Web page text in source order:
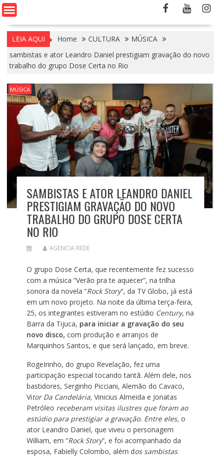
LEIA AQUI Home CULTURA
MÚSICA
sambistas e ator Leandro Daniel prestigiam gravação do novo
trabalho do grupo Dose Certa no Rio
MÚSICA
SAMBISTAS E ATOR LEANDRO DANIEL
PRESTIGIAM GRAVAÇÃO DO NOVO
TRABALHO DO GRUPO DOSE CERTA
NO RIO
AGENCIA REDE
O grupo Dose Certa, que recentemente fez sucesso
com a música “Verão pra te aquecer”, na trilha
sonora da novela “Rock Story”, da TV Globo, já está
em um novo projeto. Na noite da última terça-feira,
25, os integrantes estiveram no estúdio Century, na
Barra da Tijuca, para iniciar a gravação do seu
novo disco, com produção e arranjos de
Marquinhos Santos, e que será lançado, em breve.
RogeIrinho, do grupo Revelação, fez uma
participação especial tocando tantã. Além dele, nos
bastidores, Serginho Picciani, Alemão do Cavaco,
Vitor Da Candelária, Vinicius Almeida e Jonatas
Petróleo receberam visitas ilustres que foram ao
estúdio para prestigiar a gravação. Entre eles, o
ator Leandro Daniel, que viveu o personagem
William, em “Rock Story”, e foi acompanhado da
esposa, Fabielly Colombo, além dos sambistas